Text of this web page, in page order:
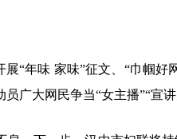
年味 家味”征文、“巾帼好
广大网民争当“女主播”“宣